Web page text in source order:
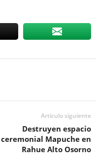
Artículo siguiente
Destruyen espacio
ceremonial Mapuche en
Rahue Alto Osorno